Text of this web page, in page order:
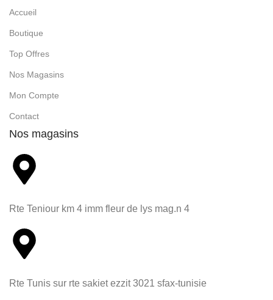
Accueil
Boutique
Top Offres
Nos Magasins
Mon Compte
Contact
Nos magasins
Rte Teniour km 4 imm fleur de lys mag.n 4
Rte Tunis sur rte sakiet ezzit 3021 sfax-tunisie